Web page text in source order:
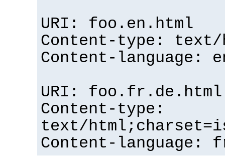
URI: foo.en.html
Content-type: text/
Content-language:
URI: foo.fr.de.html
Content-type:
text/
Content-language: